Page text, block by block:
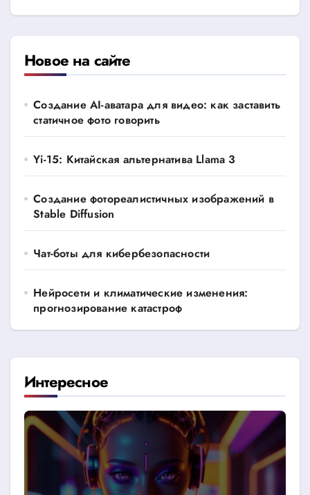
Новое на сайте
Создание AI-аватара для видео: как заставить
статичное фото говорить
Yi-15: Китайская альтернатива Llama 3
Создание фотореалистичных изображений в
Stable Diffusion
Чат-боты для кибербезопасности
Нейросети и климатические изменения:
прогнозирование катастроф
Интересное